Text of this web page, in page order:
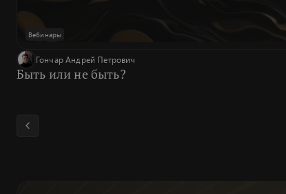
Вебинары
Гончар Андрей Петрович
Быть или не быть?